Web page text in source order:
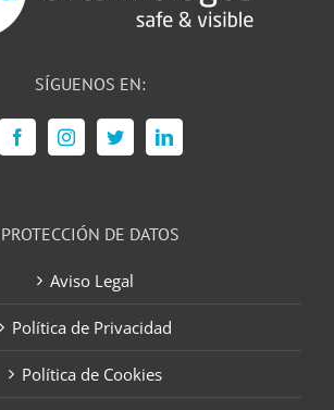
SÍGUENOS EN:
PROTECCIÓN DE DATOS
Aviso Legal
Política de Privacidad
Política de Cookies